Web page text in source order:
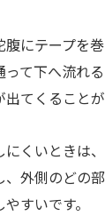
腹にテープを
て下へ流れ
てくることが
くいときは
外側のどの
すいです。